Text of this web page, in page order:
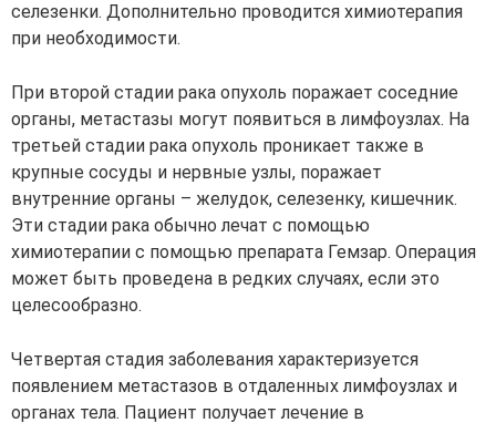
селезенки. Дополнительно проводится химиотерапия
при необходимости.
При второй стадии рака опухоль поражает соседние
органы, метастазы могут появиться в лимфоузлах. На
третьей стадии рака опухоль проникает также в
крупные сосуды и нервные узлы, поражает
внутренние органы – желудок, селезенку, кишечник.
Эти стадии рака обычно лечат с помощью
химиотерапии с помощью препарата Гемзар. Операция
может быть проведена в редких случаях, если это
целесообразно.
Четвертая стадия заболевания характеризуется
появлением метастазов в отдаленных лимфоузлах и
органах тела. Пациент получает лечение в